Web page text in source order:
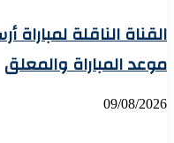
القناة الناقلة لمباراة
موعد المباراة والمعلق
09/08/2026